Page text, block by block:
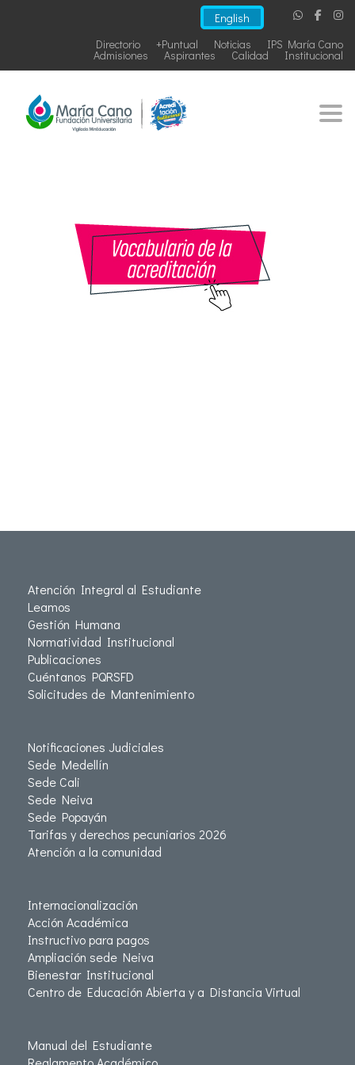
English
IPS María Cano
Noticias
+Puntual
Directorio
Institucional
Calidad
Aspirantes
Admisiones
Atención Integral al Estudiante
Leamos
Gestión Humana
Normatividad Institucional
Publicaciones
Cuéntanos PQRSFD
Solicitudes de Mantenimiento
Notificaciones Judiciales
Sede Medellín
Sede Cali
Sede Neiva
Sede Popayán
Tarifas y derechos pecuniarios 2026
Atención a la comunidad
Internacionalización
Acción Académica
Instructivo para pagos
Ampliación sede Neiva
Bienestar Institucional
Centro de Educación Abierta y a Distancia Virtual
Manual del Estudiante